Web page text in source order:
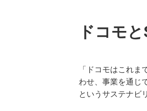
ドコモ
「ドコモはこれ
わせ、事業を通じ
というサステナビ